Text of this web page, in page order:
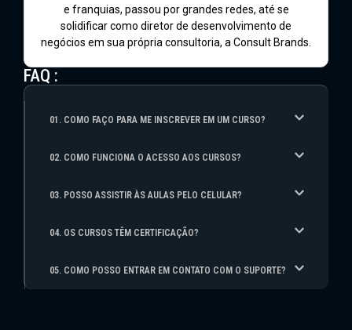
e franquias, passou por grandes redes, até se
solidificar como diretor de desenvolvimento de
negócios em sua própria consultoria, a Consult Brands.
FAQ :
01. COMO FAÇO PARA ME INSCREVER EM UM CURSO?
02. COMO FUNCIONA O ACESSO AOS CURSOS?
03. POSSO ASSISTIR ÀS AULAS PELO CELULAR?
04. OS CURSOS TÊM CERTIFICAÇÃO?
05. COMO POSSO ENTRAR EM CONTATO COM O SUPORTE?